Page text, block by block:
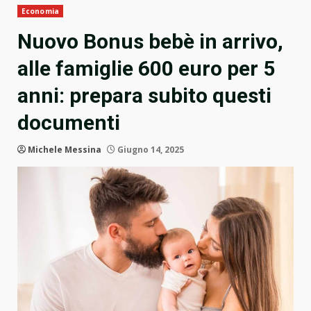
Economia
Nuovo Bonus bebè in arrivo,
alle famiglie 600 euro per 5
anni: prepara subito questi
documenti
Michele Messina Giugno 14, 2025